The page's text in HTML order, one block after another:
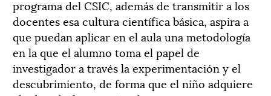
programa del CSIC, además de transmitir a los
docentes esa cultura científica básica, aspira a
que puedan aplicar en el aula una metodología
en la que el alumno toma el papel de
investigador a través la experimentación y el
descubrimiento, de forma que el niño adquiere